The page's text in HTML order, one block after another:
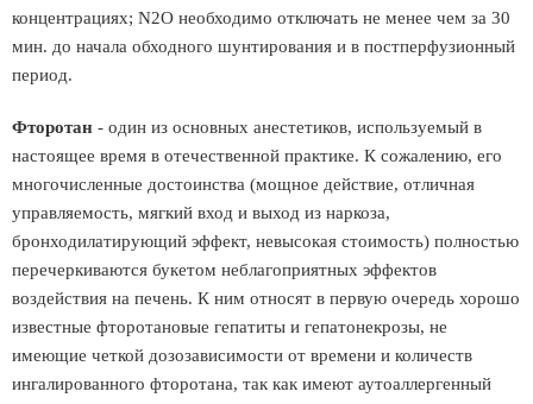
концентрациях; N2O необходимо отключать не менее чем за 30
мин. до начала обходного шунтирования и в постперфузионный
период.
Фторотан - один из основных анестетиков, используемый в
настоящее время в отечественной практике. К сожалению, его
многочисленные достоинства (мощное действие, отличная
управляемость, мягкий вход и выход из наркоза,
бронходилатирующий эффект, невысокая стоимость) полностью
перечеркиваются букетом неблагоприятных эффектов
воздействия на печень. К ним относят в первую очередь хорошо
известные фторотановые гепатиты и гепатонекрозы, не
имеющие четкой дозозависимости от времени и количеств
ингалированного фторотана, так как имеют аутоаллергенный